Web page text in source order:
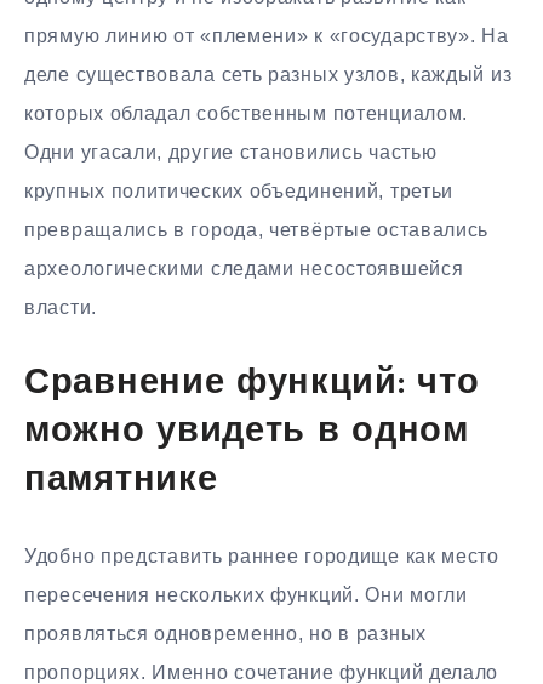
прямую линию от «племени» к «государству». На
деле существовала сеть разных узлов, каждый из
которых обладал собственным потенциалом.
Одни угасали, другие становились частью
крупных политических объединений, третьи
превращались в города, четвёртые оставались
археологическими следами несостоявшейся
власти.
Сравнение функций: что
можно увидеть в одном
памятнике
Удобно представить раннее городище как место
пересечения нескольких функций. Они могли
проявляться одновременно, но в разных
пропорциях. Именно сочетание функций делало